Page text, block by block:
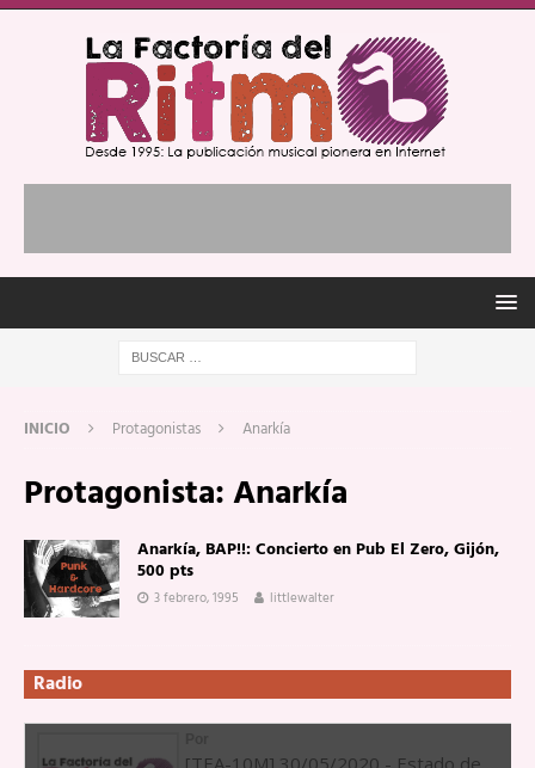
INICIO Protagonistas Anarkía
Protagonista:Anarkía
Anarkía, BAP!!: Concierto en Pub El Zero, Gijón,
500 pts
3 febrero, 1995 littlewalter
Radio